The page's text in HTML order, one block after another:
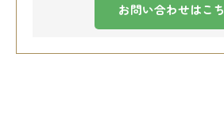
お問い合わせはこ